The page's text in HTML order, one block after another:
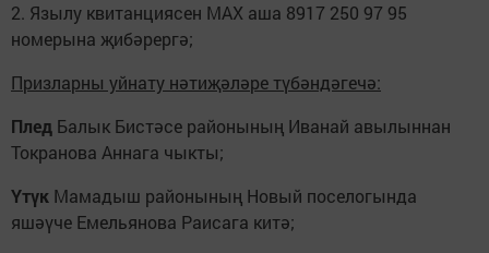
2. Язылу квитанциясен МАХ аша 8917 250 97 95
номерына җибәрергә;
Призларны уйнату нәтиҗәләре түбәндәгечә:
Плед Балык Бистәсе районының Иванай авылыннан
Токранова Аннага чыкты;
Үтүк Мамадыш районының Новый поселогында
яшәүче Емельянова Раисага китә;